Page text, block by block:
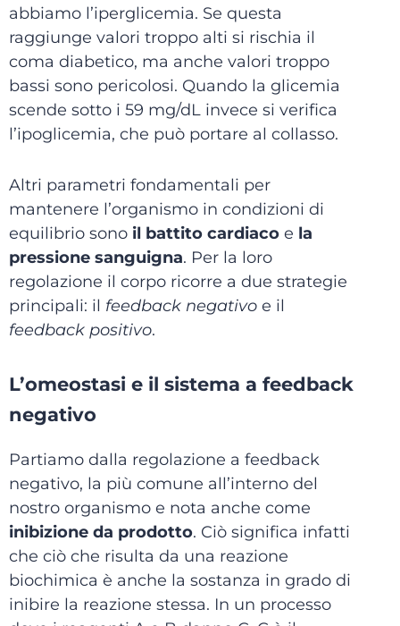
abbiamo l’iperglicemia. Se questa
raggiunge valori troppo alti si rischia il
coma diabetico, ma anche valori troppo
bassi sono pericolosi. Quando la glicemia
scende sotto i 59 mg/dL invece si verifica
l’ipoglicemia, che può portare al collasso.
Altri parametri fondamentali per
mantenere l’organismo in condizioni di
equilibrio sono il battito cardiaco e la
pressione sanguigna. Per la loro
regolazione il corpo ricorre a due strategie
principali: il feedback negativo e il
feedback positivo.
L’omeostasi e il sistema a feedback
negativo
Partiamo dalla regolazione a feedback
negativo, la più comune all’interno del
nostro organismo e nota anche come
inibizione da prodotto. Ciò significa infatti
che ciò che risulta da una reazione
biochimica è anche la sostanza in grado di
inibire la reazione stessa. In un processo